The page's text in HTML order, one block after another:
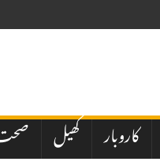
کاروبار کھیل